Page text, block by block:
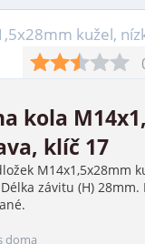
kužel,
kola
klíč 17
M14x1,5x28mm
závitu (H) 28mm.
doma